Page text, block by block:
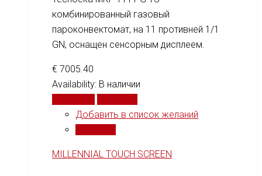
комбинированный газовый
пароконвектомат, на 11 противней 1/1
GN, оснащен сенсорным дисплеем.
€ 7005.40
Availability: В наличии
Добавить в список желаний
MILLENNIAL TOUCH SCREEN